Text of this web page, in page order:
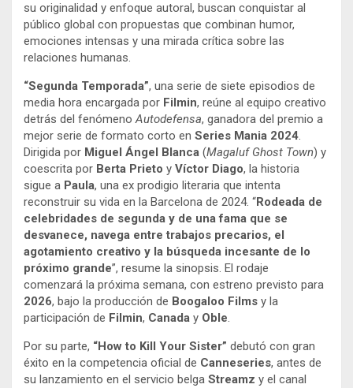
su originalidad y enfoque autoral, buscan conquistar al
público global con propuestas que combinan humor,
emociones intensas y una mirada crítica sobre las
relaciones humanas.
“Segunda Temporada”, una serie de siete episodios de
media hora encargada por Filmin, reúne al equipo creativo
detrás del fenómenoAutodefensa, ganadora del premio a
mejor serie de formato corto en Series Mania 2024.
Dirigida por Miguel Ángel Blanca (Magaluf Ghost Town) y
coescrita por Berta Prieto y Víctor Diago, la historia
sigue a Paula, una ex prodigio literaria que intenta
reconstruir su vida en la Barcelona de 2024. “Rodeada de
celebridades de segunda y de una fama que se
desvanece, navega entre trabajos precarios, el
agotamiento creativo y la búsqueda incesante de lo
próximo grande”, resume la sinopsis. El rodaje
comenzará la próxima semana, con estreno previsto para
2026, bajo la producción de Boogaloo Films y la
participación de Filmin, Canada y Oble.
Por su parte, “How to Kill Your Sister” debutó con gran
éxito en la competencia oficial de Canneseries, antes de
su lanzamiento en el servicio belga Streamz y el canal